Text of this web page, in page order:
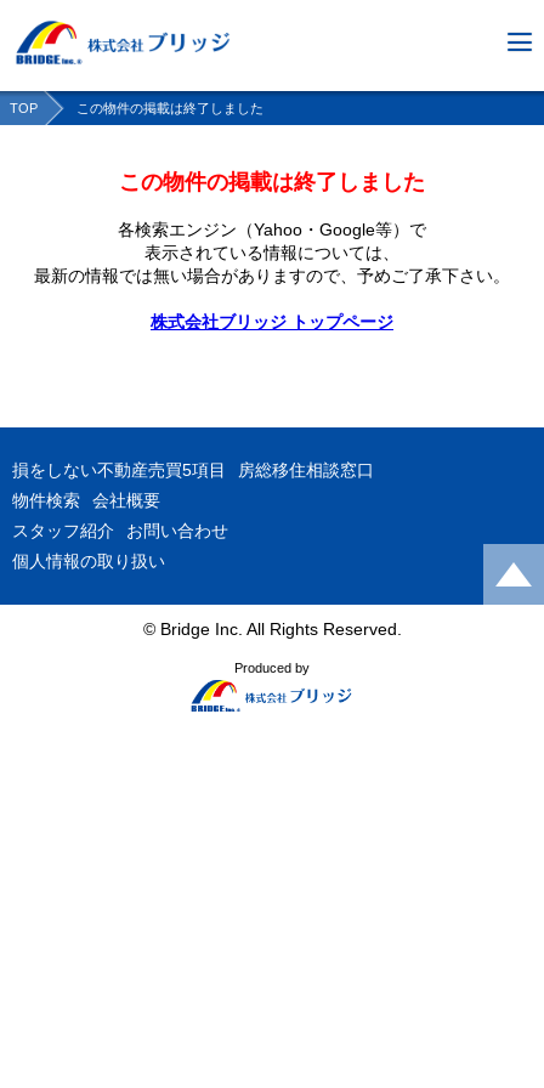
TOP この物件の掲載は終了しました
この物件の掲載は終了しました
各検索エンジン（Yahoo・Google等）で
表示されている情報については、
最新の情報では無い場合がありますので、 予めご了承下さい。
株式会社ブリッジ トップページ
損をしない不動産売買5項目
房総移住相談窓口
物件検索
会社概要
スタッフ紹介
お問い合わせ
個人情報の取り扱い
© Bridge Inc. All Rights Reserved.
Produced by